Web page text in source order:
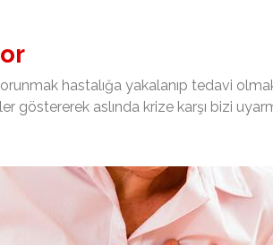
hastalığa yakalanıp tedavi
göstererek aslında krize karşı bizi